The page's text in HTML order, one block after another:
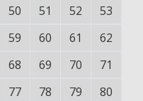
50 51 52
53
59 60 61
62
68 69 70
71
77 78 79
80